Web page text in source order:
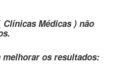
Clínicas Médicas ) não
melhorar os resultados: